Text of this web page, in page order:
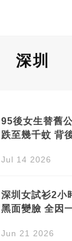
深圳
95後女生替舊
跌至幾千蚊 背
Jul 14 2026
深圳女試衫2小
黑面變臉 全因
Jun 21 2026